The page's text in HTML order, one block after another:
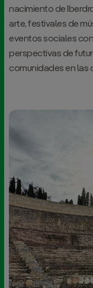
nacimiento de
arte, festivales de
eventos sociales
perspectivas de
comunidades en las